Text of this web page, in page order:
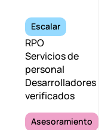
Escalar
RPO
Servicios de
personal
Desarrolladores
verificados
Asesoramiento